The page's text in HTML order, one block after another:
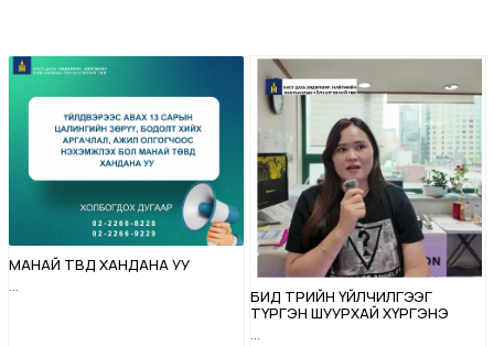
МАНАЙ ТӨВД ХАНДАНА УУ
...
БИД ТӨРИЙН ҮЙЛЧИЛГЭЭГ
ТҮРГЭН ШУУРХАЙ ХҮРГЭНЭ
...